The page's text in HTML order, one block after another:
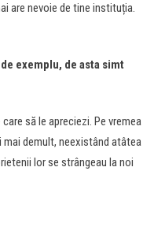
are nevoie de tine instituția.
exemplu, de asta simt
să le apreciezi. Pe vremea
demult, neexistând atâtea
lor se strângeau la noi